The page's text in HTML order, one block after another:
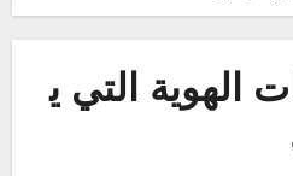
الهوية التي ي